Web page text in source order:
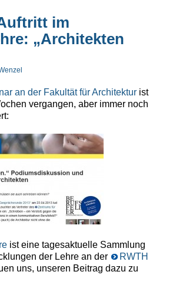
im
„Architekten
an der Fakultät für Architekturist
vergangen, aber immer noch
ist eine tagesaktuelle Sammlung
der Lehre an der
RWTH
uns, unseren Beitrag dazu zu